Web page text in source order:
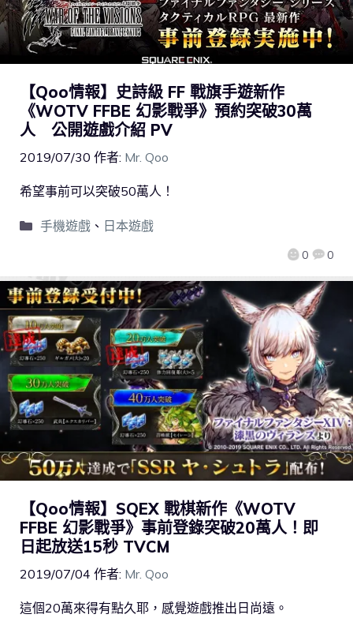
【Qoo情報】史詩級 FF 戰旗手遊新作
《WOTV FFBE 幻影戰爭》預約突破30萬
人 公開遊戲介紹 PV
2019/07/30 作者: Mr. Qoo
0 0
希望事前可以突破50萬人！
手機遊戲、 日本遊戲
【Qoo情報】SQEX 戰棋新作《WOTV
FFBE 幻影戰爭》事前登錄突破20萬人！即
日起放送15秒 TVCM
2019/07/04 作者: Mr. Qoo
這個20萬來得有點久耶，感覺遊戲推出日尚遠。